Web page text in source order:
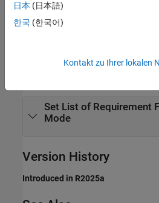
scalar
Set List of Requirement
Mode
Version History
Introduced in R2025a
日本 (日本語)
한국 (한국어)
Kontakt zu Ihrer lokalen